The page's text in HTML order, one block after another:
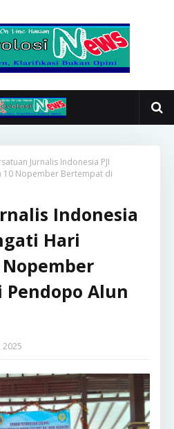
Jurnalis Indonesia PJI
10 Nopember Bertempat di
Indonesia
Hari
Alun
2025